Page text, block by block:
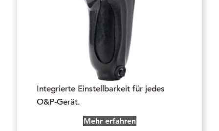
Integrierte Einstellbarkeit für jedes
O&P-Gerät.
Mehr erfahren